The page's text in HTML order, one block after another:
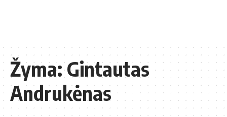
Žyma:Gintautas
Andrukėnas